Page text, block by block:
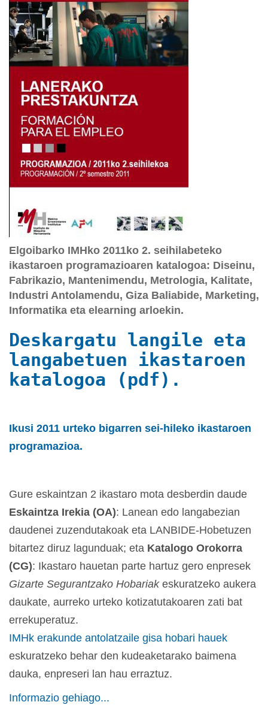
Elgoibarko IMHko 2011ko 2. seihilabeteko
ikastaroen programazioaren katalogoa: Diseinu,
Fabrikazio, Mantenimendu, Metrologia, Kalitate,
Industri Antolamendu, Giza Baliabide, Marketing,
Informatika eta elearning arloekin.
Deskargatu langile eta
langabetuen ikastaroen
katalogoa (pdf).
Ikusi 2011 urteko bigarren sei-hileko ikastaroen
programazioa.
Gure eskaintzan 2 ikastaro mota desberdin daude
Eskaintza Irekia (OA): Lanean edo langabezian
daudenei zuzendutakoak eta LANBIDE-Hobetuzen
bitartez diruz lagunduak; eta Katalogo Orokorra
(CG): Ikastaro hauetan parte hartuz gero enpresek
Gizarte Segurantzako Hobariakeskuratzeko aukera
daukate, aurreko urteko kotizatutakoaren zati bat
errekuperatuz.
IMHk erakunde antolatzaile gisa hobari hauek
eskuratzeko behar den kudeaketarako baimena
dauka, enpreseri lan hau erraztuz.
Informazio gehiago...